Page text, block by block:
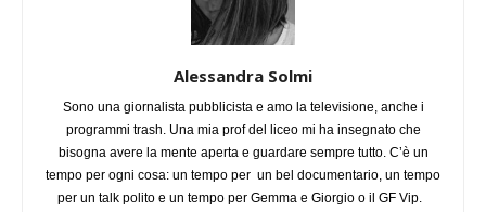
Alessandra Solmi
Sono una giornalista pubblicista e amo la televisione, anche i
programmi trash. Una mia prof del liceo mi ha insegnato che
bisogna avere la mente aperta e guardare sempre tutto. C’è un
tempo per ogni cosa: un tempo per un bel documentario, un tempo
per un talk polito e un tempo per Gemma e Giorgio o il GF Vip.